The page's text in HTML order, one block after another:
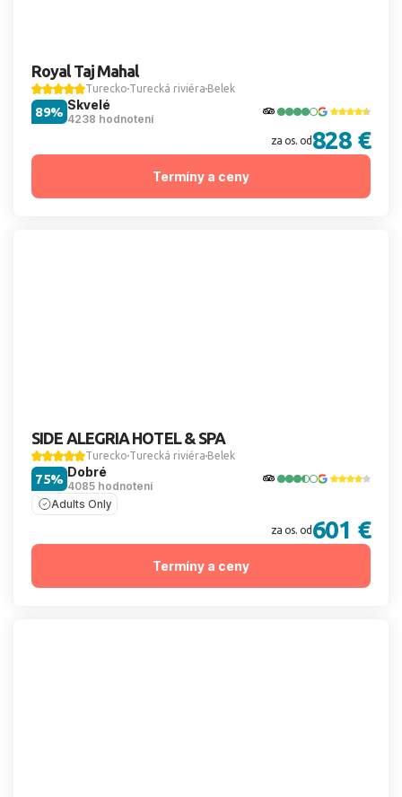
Royal Taj Mahal
Turecko Turecká riviéra Belek
Skvelé
4238 hodnotení
89%
za os. od 828 €
Termíny a ceny
SIDE ALEGRIA HOTEL & SPA
Turecko Turecká riviéra Belek
Dobré
4085 hodnotení
75%
Adults Only
za os. od 601 €
Termíny a ceny